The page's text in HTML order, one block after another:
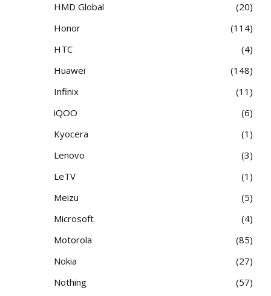
HMD Global
20
Honor
114
HTC
4
Huawei
148
Infinix
11
iQOO
6
Kyocera
1
Lenovo
3
LeTV
1
Meizu
5
Microsoft
4
Motorola
85
Nokia
27
Nothing
57